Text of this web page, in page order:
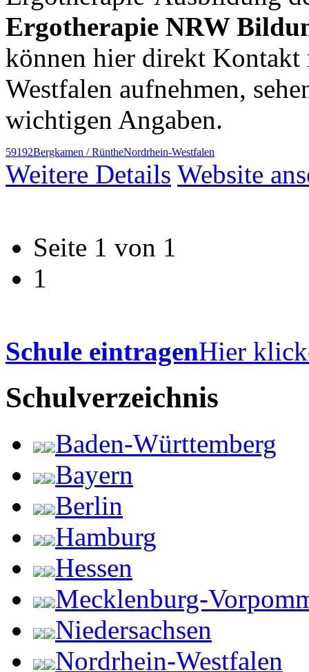
Ergotherapie NRW
können hier direkt
Westfalen aufnehmen,
wichtigen Angaben.
59192Bergkamen / RüntheNordrhein-Westfalen
Weitere Details Website
Seite 1 von 1
1
Schule eintragenHier
Schulverzeichnis
Baden-Württemberg
Bayern
Berlin
Hamburg
Hessen
Mecklenburg-
Niedersachsen
Nordrhein-Westfalen